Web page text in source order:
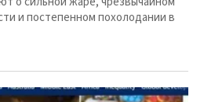
и постепенном похолодании в